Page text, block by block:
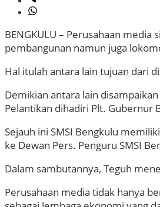
BENGKULU – Perusahaan
pembangunan namun juga
Hal itulah antara lain tujuan dari
Demikian antara lain
Pelantikan dihadiri Plt. Gubernur
Sejauh ini SMSI Bengkulu
ke Dewan Pers. Penguru SMSI
Dalam sambutannya, Teguh
Perusahaan media tidak hanya